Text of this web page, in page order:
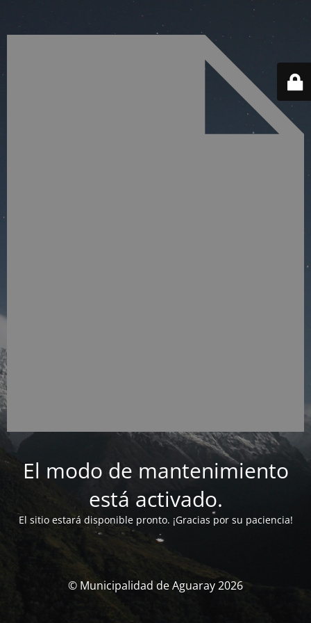
El modo de mantenimiento
está activado.
El sitio estará disponible pronto. ¡Gracias por su paciencia!
© Municipalidad de Aguaray 2026